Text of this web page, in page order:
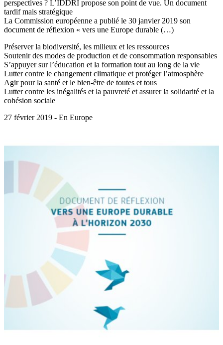
perspectives ? L’IDDRI propose son point de vue. Un document
tardif mais stratégique
La Commission européenne a publié le 30 janvier 2019 son
document de réflexion « vers une Europe durable (…)
Préserver la biodiversité, les milieux et les ressources
Soutenir des modes de production et de consommation responsables
S’appuyer sur l’éducation et la formation tout au long de la vie
Lutter contre le changement climatique et protéger l’atmosphère
Agir pour la santé et le bien-être de toutes et tous
Lutter contre les inégalités et la pauvreté et assurer la solidarité et la
cohésion sociale
27 février 2019 - En Europe